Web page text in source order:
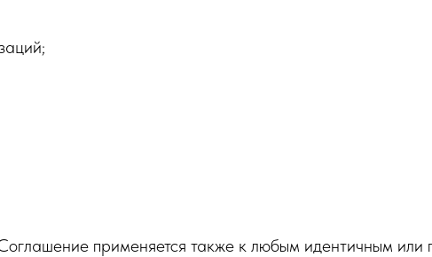
применяется также к любым идентичным или